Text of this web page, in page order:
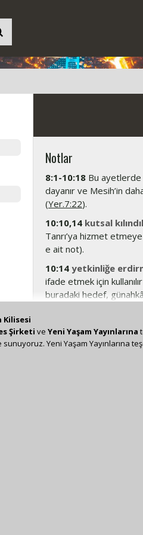
Notlar
8:1-10:18 Bu
dayanır ve Mesih’in
(Yer.7:22).
10:10,14 kutsal
Tanrı’ya hizmet
e ait not).
10:14 yetkinliğe
ifade etmek için
buradaki hedef,
Kilisesi
Şirketi ve Yeni Yaşam Yayınlarına
sunuyoruz. Yeni Yaşam Yayınlarına